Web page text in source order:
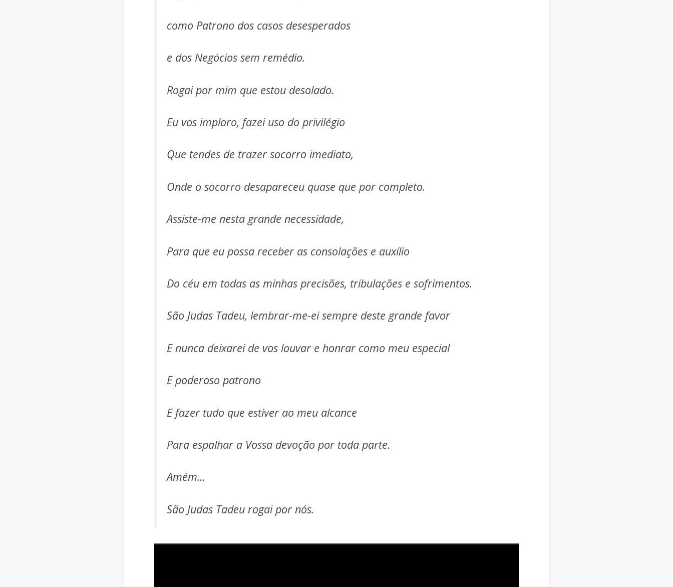
como Patrono dos casos desesperados
e dos Negócios sem remédio.
Rogai por mim que estou desolado.
Eu vos imploro, fazei uso do privilégio
Que tendes de trazer socorro imediato,
Onde o socorro desapareceu quase que por completo.
Assiste-me nesta grande necessidade,
Para que eu possa receber as consolações e auxílio
Do céu em todas as minhas precisões, tribulações e sofrimentos.
São Judas Tadeu, lembrar-me-ei sempre deste grande favor
E nunca deixarei de vos louvar e honrar como meu especial
E poderoso patrono
E fazer tudo que estiver ao meu alcance
Para espalhar a Vossa devoção por toda parte.
Amém…
São Judas Tadeu rogai por nós.